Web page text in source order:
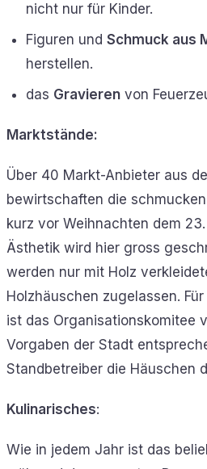
nicht nur für Kinder.
Figuren und Schmuck aus
herstellen.
das Gravieren von
Marktstände:
Über 40 Markt-Anbieter aus
bewirtschaften die
kurz vor Weihnachten dem
Ästhetik wird hier gross
werden nur mit Holz
Holzhäuschen zugelassen.
ist das Organisationskomitee
Vorgaben der Stadt
Standbetreiber die Häuschen
Kulinarisches:
Wie in jedem Jahr ist das